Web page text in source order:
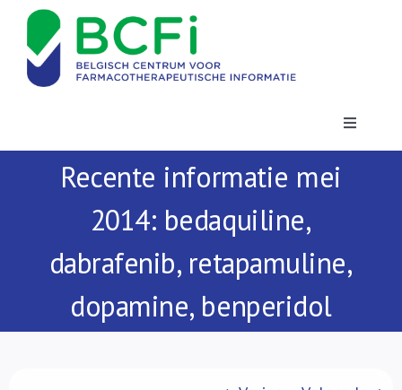
content
Toggle
NieuwsRecente informatie mei
2014: bedaquiline,
dabrafenib, retapamuline,
dopamine, benperidol